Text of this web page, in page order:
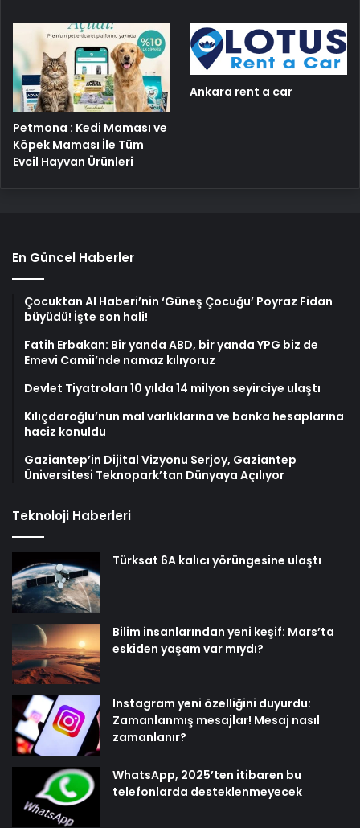
Petmona : Kedi Maması ve
Köpek Maması İle Tüm
Evcil Hayvan Ürünleri
Ankara rent a car
En Güncel Haberler
Çocuktan Al Haberi’nin ‘Güneş Çocuğu’ Poyraz Fidan
büyüdü! İşte son hali!
Fatih Erbakan: Bir yanda ABD, bir yanda YPG biz de
Emevi Camii’nde namaz kılıyoruz
Devlet Tiyatroları 10 yılda 14 milyon seyirciye ulaştı
Kılıçdaroğlu’nun mal varlıklarına ve banka hesaplarına
haciz konuldu
Gaziantep’in Dijital Vizyonu Serjoy, Gaziantep
Üniversitesi Teknopark’tan Dünyaya Açılıyor
Teknoloji Haberleri
Türksat 6A kalıcı yörüngesine ulaştı
Bilim insanlarından yeni keşif: Mars’ta
eskiden yaşam var mıydı?
Instagram yeni özelliğini duyurdu:
Zamanlanmış mesajlar! Mesaj nasıl
zamanlanır?
WhatsApp, 2025’ten itibaren bu
telefonlarda desteklenmeyecek